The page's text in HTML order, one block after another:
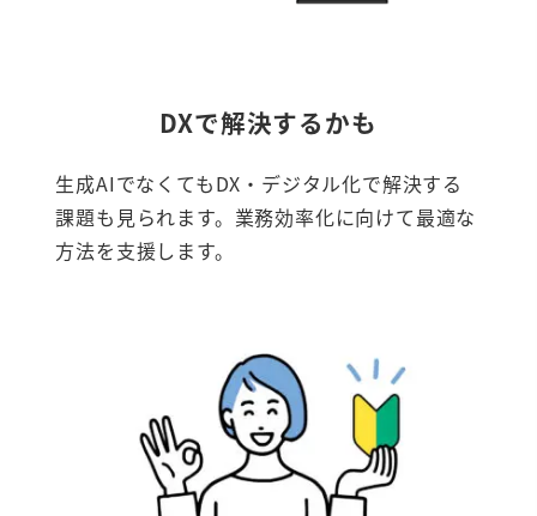
DXで解決するかも
生成AIでなくてもDX・デジタル化で解決する
課題も見られます。業務効率化に向けて最適な
方法を支援します。